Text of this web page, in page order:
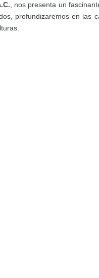
, nos presenta un
profundizaremos en las